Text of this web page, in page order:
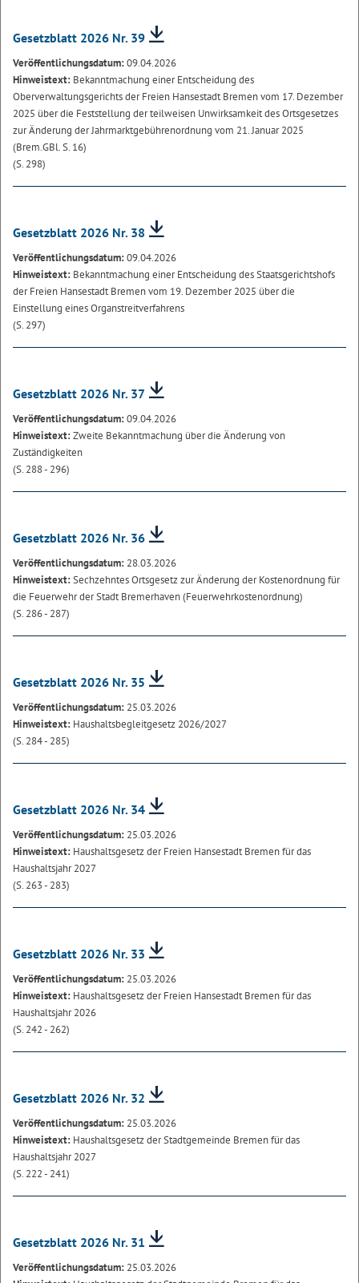
Gesetzblatt 2026 Nr. 39
Veröffentlichungsdatum:09.04.2026
Hinweistext: Bekanntmachung einer Entscheidung des
Oberverwaltungsgerichts der Freien Hansestadt Bremen vom 17. Dezember
2025 über die Feststellung der teilweisen Unwirksamkeit des Ortsgesetzes
zur Änderung der Jahrmarktgebührenordnung vom 21. Januar 2025
(Brem.GBl. S. 16)
(S. 298)
Gesetzblatt 2026 Nr. 38
Veröffentlichungsdatum:09.04.2026
Hinweistext: Bekanntmachung einer Entscheidung des Staatsgerichtshofs
der Freien Hansestadt Bremen vom 19. Dezember 2025 über die
Einstellung eines Organstreitverfahrens
(S. 297)
Gesetzblatt 2026 Nr. 37
Veröffentlichungsdatum:09.04.2026
Hinweistext:Zweite Bekanntmachung über die Änderung von
Zuständigkeiten
(S. 288 - 296)
Gesetzblatt 2026 Nr. 36
Veröffentlichungsdatum: 28.03.2026
Hinweistext:Sechzehntes Ortsgesetz zur Änderung der Kostenordnung für
die Feuerwehr der Stadt Bremerhaven (Feuerwehrkostenordnung)
(S. 286 - 287)
Gesetzblatt 2026 Nr. 35
Veröffentlichungsdatum: 25.03.2026
Hinweistext: Haushaltsbegleitgesetz 2026/2027
(S. 284 - 285)
Gesetzblatt 2026 Nr. 34
Veröffentlichungsdatum: 25.03.2026
Hinweistext: Haushaltsgesetz der Freien Hansestadt Bremen für das
Haushaltsjahr 2027
(S. 263 - 283)
Gesetzblatt 2026 Nr. 33
Veröffentlichungsdatum: 25.03.2026
Hinweistext: Haushaltsgesetz der Freien Hansestadt Bremen für das
Haushaltsjahr 2026
(S. 242 - 262)
Gesetzblatt 2026 Nr. 32
Veröffentlichungsdatum: 25.03.2026
Hinweistext: Haushaltsgesetz der Stadtgemeinde Bremen für das
Haushaltsjahr 2027
(S. 222 - 241)
Gesetzblatt 2026 Nr. 31
Veröffentlichungsdatum: 25.03.2026